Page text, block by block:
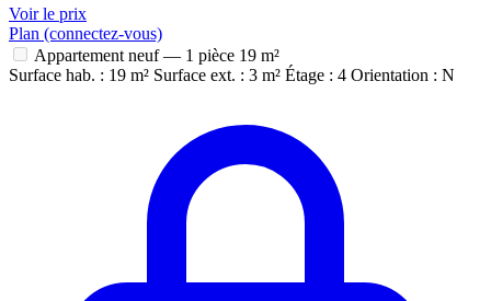
Voir le prix
Plan (connectez-vous)
Appartement neuf — 1 pièce 19 m²
Surface hab. : 19 m² Surface ext. : 3 m² Étage : 4 Orientation : N